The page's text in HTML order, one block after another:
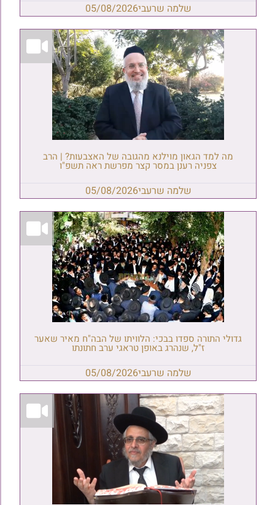
שלמה שרעבי05/08/2026
מה למד הגאון מוילנא מהגובה של האצבעות? | הרב
צפניה רענן במסר קצר מפרשת ראה תשפ"ו
שלמה שרעבי05/08/2026
גדולי התורה ספדו בבכי: הלוויתו של הבה"ח מאיר שאער
ז"ל, שנהרג באופן טראגי ערב חתונתו
שלמה שרעבי05/08/2026